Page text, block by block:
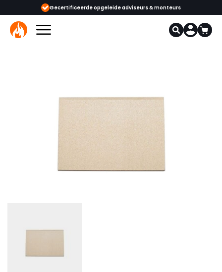
opgeleide adviseurs & monteurs 1000+ kachels en haarden in